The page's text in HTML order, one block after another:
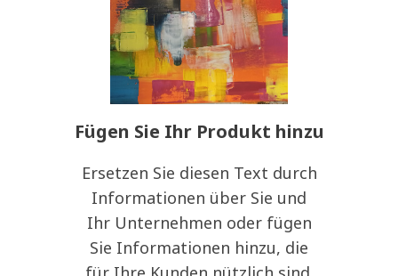
Fügen Sie Ihr Produkt hinzu
Ersetzen Sie diesen Text durch
Informationen über Sie und
Ihr Unternehmen oder fügen
Sie Informationen hinzu, die